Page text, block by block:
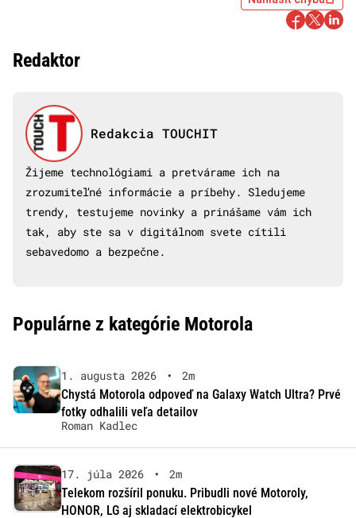
Redaktor
Redakcia TOUCHIT
Žijeme technológiami a pretvárame ich na
zrozumiteľné informácie a príbehy. Sledujeme
trendy, testujeme novinky a prinášame vám ich
tak, aby ste sa v digitálnom svete cítili
sebavedomo a bezpečne.
Populárne z kategórie Motorola
1. augusta 2026 •
2m
Chystá Motorola odpoveď na Galaxy Watch Ultra? Prvé
fotky odhalili veľa detailov
Roman Kadlec
17. júla 2026 •
2m
Telekom rozšíril ponuku. Pribudli nové Motoroly,
HONOR, LG aj skladací elektrobicykel